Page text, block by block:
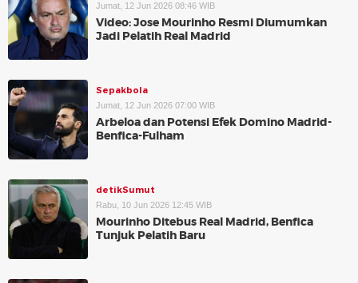
Jumat, 12 Jun 2026 08:46 WIB
Video: Jose Mourinho Resmi Diumumkan
Jadi Pelatih Real Madrid
Sepakbola
Jumat, 12 Jun 2026 07:00 WIB
Arbeloa dan Potensi Efek Domino Madrid-
Benfica-Fulham
detikSumut
Rabu, 10 Jun 2026 12:45 WIB
Mourinho Ditebus Real Madrid, Benfica
Tunjuk Pelatih Baru